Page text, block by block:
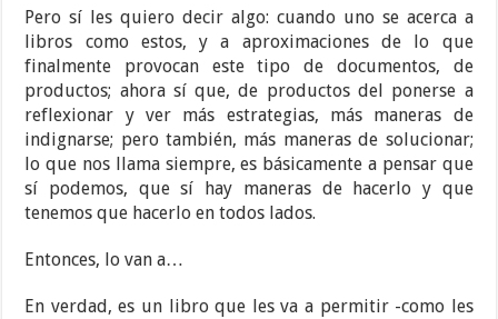
Pero sí les quiero decir algo: cuando uno se acerca a
libros como estos, y a aproximaciones de lo que
finalmente provocan este tipo de documentos, de
productos; ahora sí que, de productos del ponerse a
reflexionar y ver más estrategias, más maneras de
indignarse; pero también, más maneras de solucionar;
lo que nos llama siempre, es básicamente a pensar que
sí podemos, que sí hay maneras de hacerlo y que
tenemos que hacerlo en todos lados.
Entonces, lo van a…
En verdad, es un libro que les va a permitir -como les